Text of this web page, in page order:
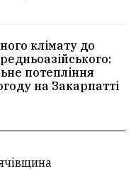
клімату до
потепління
на Закарпатті